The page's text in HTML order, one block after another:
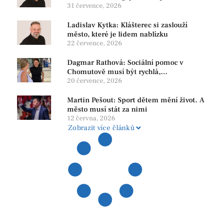
program, který řeší skutečné problémy
31 července, 2026
Ladislav Kytka: Klášterec si zaslouží
město, které je lidem nablízku
22 července, 2026
Dagmar Rathová: Sociální pomoc v
Chomutově musí být rychlá,
srozumitelná a férová. Ne udržovat lidi v
20 července, 2026
Martin Pešout: Sport dětem mění život. A
město musí stát za nimi
12 června, 2026
Zobrazit více článků